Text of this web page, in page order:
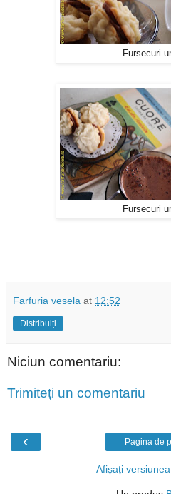
Fursecuri
Fursecuri
Farfuria vesela at 12:52
Distribuiți
Niciun comentariu:
Trimiteți un comentariu
‹ Pagina de
Afișați